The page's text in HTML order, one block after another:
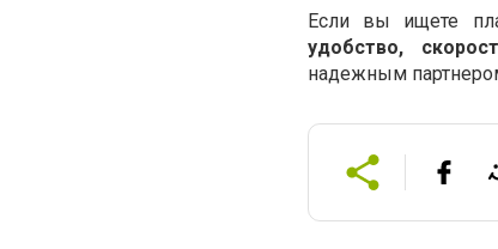
Если вы ищете
удобство,
надежным